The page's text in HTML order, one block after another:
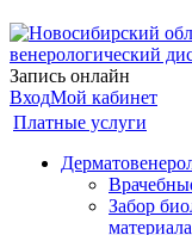
Запись онлайн
ВходМой кабинет
Платные услуги
Забор
материала